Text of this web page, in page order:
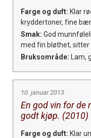
Farge og duft: Klar
kryddertoner, fine
Smak: God
med fin bløthet, sitter
Bruksområde: Lam,
10. januar 2013
En god vin for de
godt kjøp. (2010)
Farge og duft: Klar